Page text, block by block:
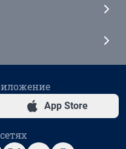
App Store